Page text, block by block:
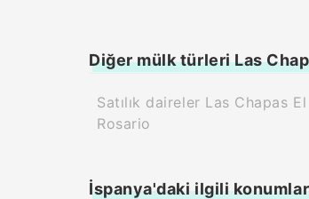
Diğer mülk türleri Las
Satılık daireler Las Chapas El
Rosario
İspanya'daki ilgili